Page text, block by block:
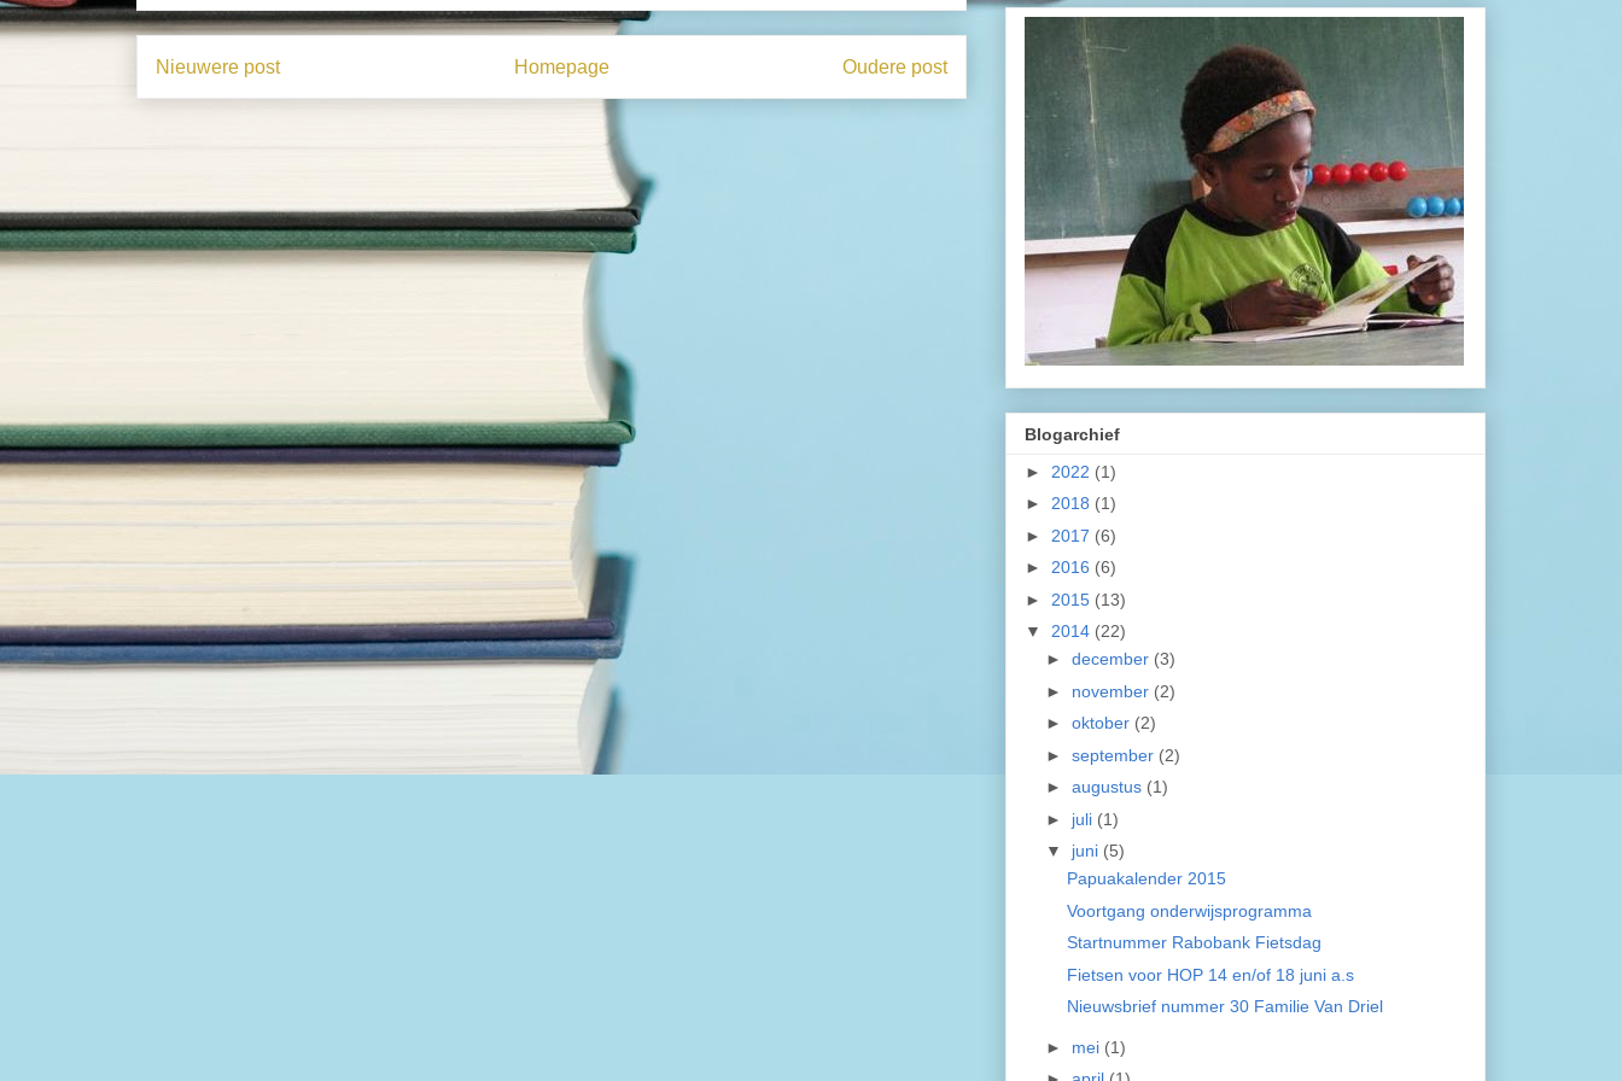
Nieuwere post Oudere post
Homepage
Blogarchief
► 2022 (1)
► 2018 (1)
► 2017 (6)
► 2016 (6)
► 2015 (13)
▼ 2014 (22)
► december (3)
► november (2)
► oktober (2)
► september (2)
► augustus (1)
► juli (1)
▼ juni (5)
Papuakalender 2015
Voortgang onderwijsprogramma
Startnummer Rabobank Fietsdag
Fietsen voor HOP 14 en/of 18 juni a.s
Nieuwsbrief nummer 30 Familie Van Driel
► mei (1)